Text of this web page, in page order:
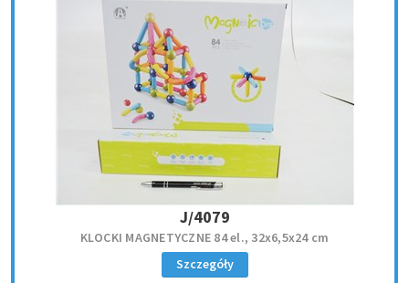
J/4079
KLOCKI MAGNETYCZNE 84 el., 32x6,5x24 cm
Szczegóły